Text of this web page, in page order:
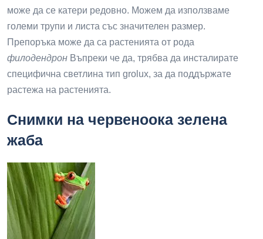
може да се катери редовно. Можем да използваме
големи трупи и листа със значителен размер.
Препоръка може да са растенията от рода
филодендрон Въпреки че да, трябва да инсталирате
специфична светлина тип grolux, за да поддържате
растежа на растенията.
Снимки на червеноока зелена
жаба